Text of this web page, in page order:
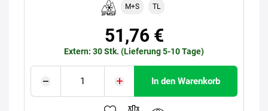
M+S TL
51,76 €
Extern: 30 Stk. (Lieferung 5-10 Tage)
In den Warenkorb